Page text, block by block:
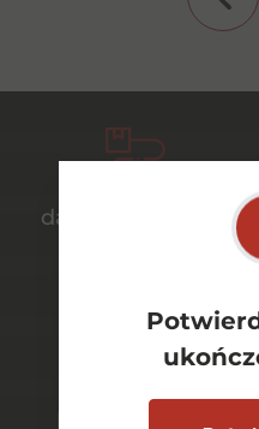
darmowa dostawa